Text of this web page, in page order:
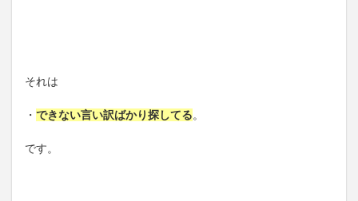
それは
・ できない言い訳ばかり探してる。
です。